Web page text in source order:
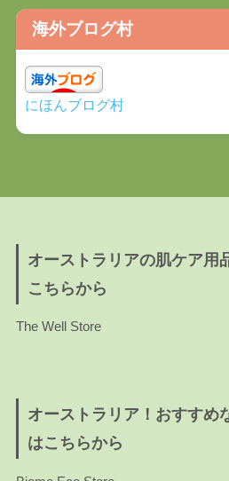
海外ブログ村
にほんブログ村
オーストラリアの肌ケア用
こちらから
The Well Store
オーストラリア！おすすめ
はこちらから